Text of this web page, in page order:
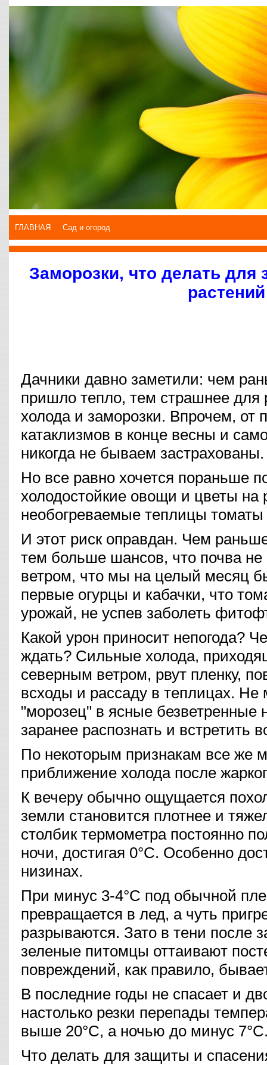
ГЛАВНАЯ Сад и огород
Заморозки, что делать для
растений
Дачники давно заметили: чем
пришло тепло, тем страшнее для
холода и заморозки. Впрочем, от
катаклизмов в конце весны и
никогда не бываем застрахованы.
Но все равно хочется пораньше
холодостойкие овощи и цветы на
необогреваемые теплицы
И этoт риск оправдан. Чем
тем больше шансов, что почва
ветром, что мы на целый месяц
первые огурцы и кабачки, что
урожай, не успев заболеть
Какой урон приносит непогода?
ждать? Сильные холода,
северным ветром, рвут пленку,
всходы и рассаду в теплицах. Не
"морозец" в ясные безветренные
заранее распознать и встретить
По некоторым признакам все же
приближение холода после
К вечеру обычно ощущается
земли становится плотнее и
столбик термометра постоянно
ночи, достигая 0°С. Особенно
низинах.
При минус 3-4°С под обычной
превращается в лед, а чуть
разрываются. Зато в тени после
зеленые питомцы оттаивают
повреждений, как правило,
В последние годы не спасает и
настолько резки перепады
выше 20°С, а ночью до минус
Что делать для защиты и